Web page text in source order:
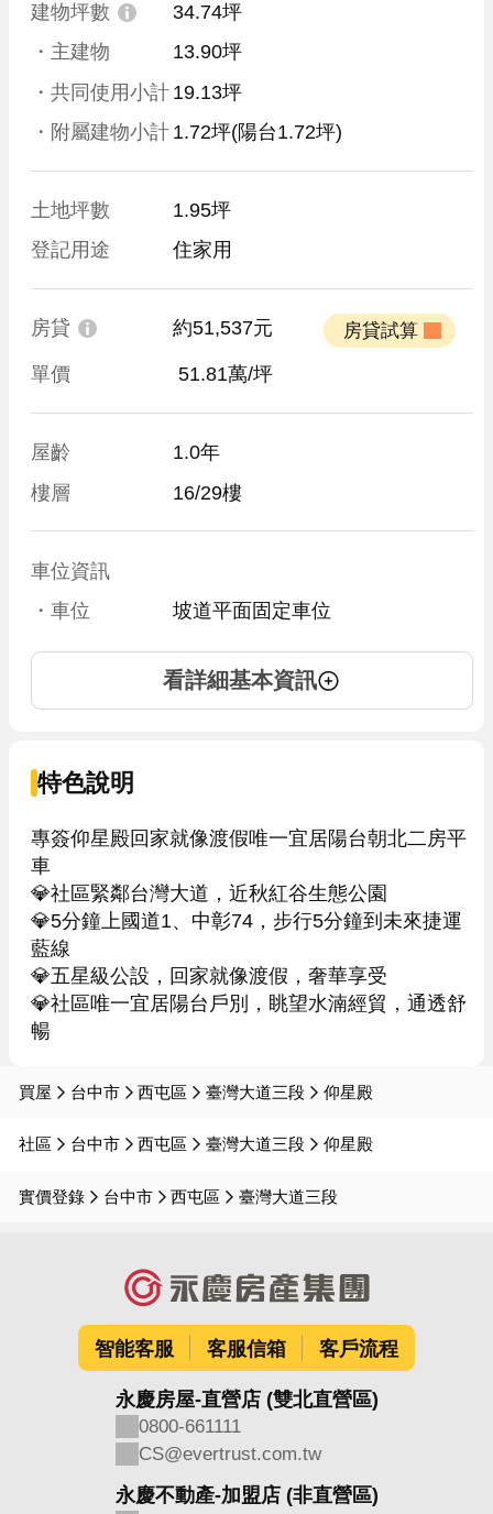
建物坪數
34.74坪
・主建物
13.90坪
・共同使用小計 19.13坪
・附屬建物小計 1.72坪(陽台1.72坪)
土地坪數
1.95坪
登記用途
住家用
房貸 約51,537元
單價 51.81萬/坪
屋齡
1.0年
樓層
16/29樓
車位資訊
・車位
坡道平面固定車位
看詳細基本資訊
特色說明
專簽仰星殿回家就像渡假唯一宜居陽台朝北二房平
車
💎社區緊鄰台灣大道，近秋紅谷生態公園
💎5分鐘上國道1、中彰74，步行5分鐘到未來捷運
藍線
💎五星級公設，回家就像渡假，奢華享受
💎社區唯一宜居陽台戶別，眺望水湳經貿，通透舒
暢
買屋 台中市 西屯區 臺灣大道三段 仰星殿
社區 台中市 西屯區 臺灣大道三段 仰星殿
實價登錄 台中市 西屯區 臺灣大道三段
智能客服 客服信箱 客戶流程
永慶房屋-直營店 (雙北直營區)
0800-661111
CS@evertrust.com.tw
永慶不動產-加盟店 (非直營區)